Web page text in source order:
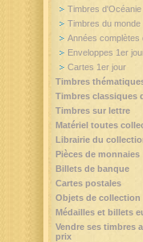
Timbres d'Océanie
Timbres du monde
Années complètes
Enveloppes 1er
Cartes 1er jour
Timbres
Timbres classiques
Timbres sur lettre
Matériel toutes
Librairie du
Pièces de monnaies
Billets de banque
Cartes postales
Objets de collection
Médailles et billets
Vendre ses timbres
prix